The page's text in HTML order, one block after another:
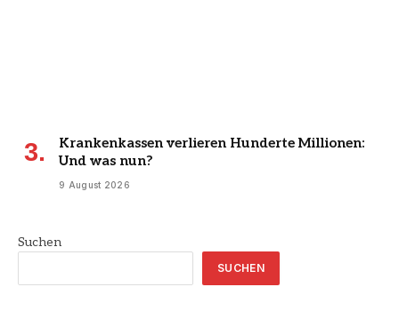
Krankenkassen verlieren Hunderte Millionen:
Und was nun?
9 August 2026
Suchen
SUCHEN